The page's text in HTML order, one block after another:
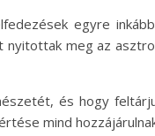
egyre
nyitottak meg az
és hogy
mind